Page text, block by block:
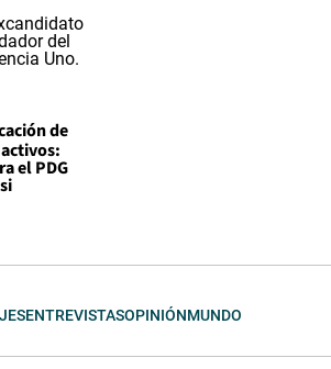
de
el PDG
ENTREVISTASOPINIÓNMUNDO